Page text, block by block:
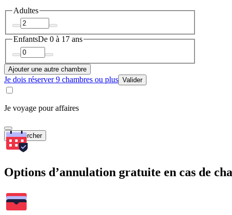
Adultes
EnfantsDe 0 à 17 ans
Ajouter une autre chambre
Je dois réserver 9 chambres ou plus Valider
Je voyage pour affaires
Rechercher
Options d’annulation gratuite en cas de